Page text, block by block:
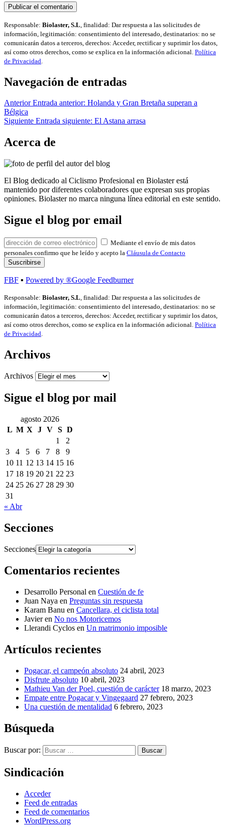
Responsable: Biolaster, S.L , finalidad: Dar respuesta a las solicitudes de
información, legitimación: consentimiento del interesado, destinatarios: no se
comunicarán datos a terceros, derechos: Acceder, rectificar y suprimir los datos,
así como otros derechos, como se explica en la información adicional. Política
de Privacidad
Navegación de entradas
Anterior Entrada anterior: Holanda y Gran Bretaña superan a
Bélgica
Siguiente Entrada siguiente: El Astana arrasa
Acerca de
El Blog dedicado al Ciclismo Profesional en Biolaster está
mantenido por diferentes colaboradores que expresan sus propias
opiniones. Biolaster no marca ninguna línea editorial en este sentido.
Sigue el blog por email
Mediante el envío de mis datos
personales confirmo que he leído y acepto la Cláusula de Contacto
FBF ▪ Powered by ®Google Feedburner
Responsable: Biolaster, S.L, finalidad: Dar respuesta a las solicitudes de
información, legitimación: consentimiento del interesado, destinatarios: no se
comunicarán datos a terceros, derechos: Acceder, rectificar y suprimir los datos,
así como otros derechos, como se explica en la información adicional. Política
de Privacidad.
Archivos
Archivos
Sigue el blog por mail
agosto 2026
L M X J V S D
1
2
3
4 5 6 7 8
9
10 11 12 13 14 15 16
17 18 19 20 21 22 23
24 25 26 27 28 29 30
31
« Abr
Secciones
Secciones
Comentarios recientes
Desarrollo Personal en Cuestión de fe
Juan Naya en Preguntas sin respuesta
Karam Banu en Cancellara, el ciclista total
Javieren No nos Motoricemos
Llerandi Cyclos en Un matrimonio imposible
Artículos recientes
Pogacar, el campeón absoluto 24 abril, 2023
Disfrute absoluto 10 abril, 2023
Mathieu Van der Poel, cuestión de carácter 18 marzo, 2023
Empate entre Pogacar y Vingegaard 27 febrero, 2023
Una cuestión de mentalidad 6 febrero, 2023
Búsqueda
Buscar por: Buscar
Sindicación
Acceder
Feed de entradas
Feed de comentarios
WordPress.org